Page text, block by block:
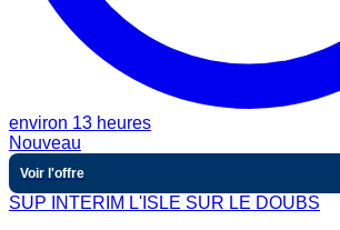
environ 13 heures
Nouveau
Voir l'offre
SUP INTERIM L'ISLE SUR LE DOUBS